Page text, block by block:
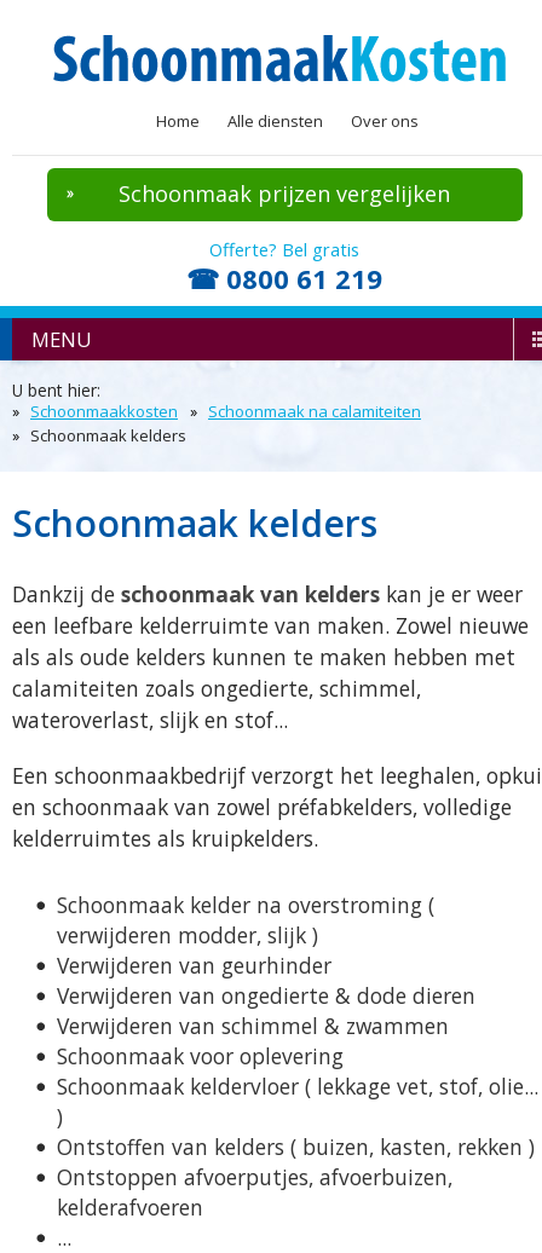
Home Alle diensten Over ons
Schoonmaak prijzen vergelijken
Offerte? Bel gratis
☎ 0800 61 219
MENU
U bent hier:
Schoonmaakkosten
Schoonmaak na calamiteiten
Schoonmaak kelders
Schoonmaak kelders
Dankzij de schoonmaak van kelders kan je er weer
een leefbare kelderruimte van maken. Zowel nieuwe
als als oude kelders kunnen te maken hebben met
calamiteiten zoals ongedierte, schimmel,
wateroverlast, slijk en stof...
Een schoonmaakbedrijf verzorgt het leeghalen,
en schoonmaak van zowel préfabkelders, volledige
kelderruimtes als kruipkelders.
Schoonmaak kelder na overstroming (
verwijderen modder, slijk )
Verwijderen van geurhinder
Verwijderen van ongedierte & dode dieren
Verwijderen van schimmel & zwammen
Schoonmaak voor oplevering
Schoonmaak keldervloer ( lekkage vet, stof, olie...
)
Ontstoffen van kelders ( buizen, kasten, rekken )
Ontstoppen afvoerputjes, afvoerbuizen,
kelderafvoeren
...